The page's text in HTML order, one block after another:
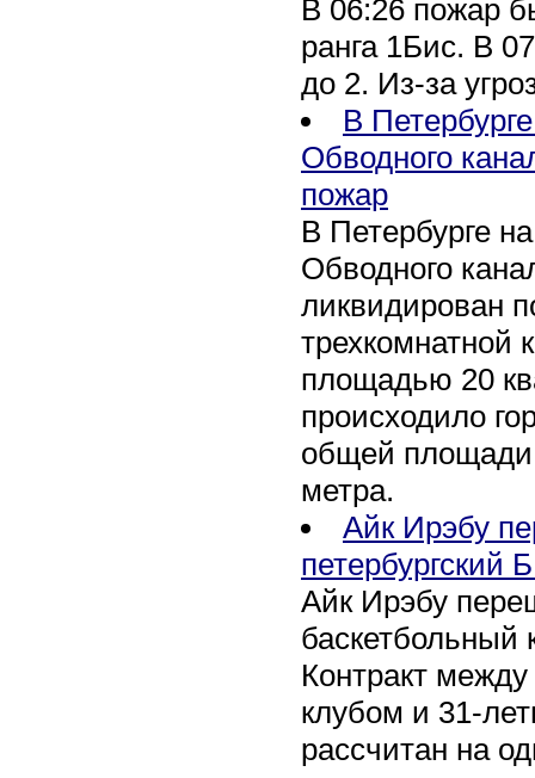
В 06:26 пожар
ранга 1Бис. В
до 2. Из-за
В
Обводного
пожар
В Петербурге
Обводного
ликвидирован
трехкомнатной
площадью 20
происходило
общей площади
метра.
Айк Ирэбу
петербургский
Айк Ирэбу
баскетбольный
Контракт между
клубом и 31-
рассчитан на